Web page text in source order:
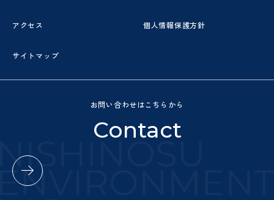
アクセス 個人情報保護方針
サイトマップ
お問い合わせはこちらから
Contact